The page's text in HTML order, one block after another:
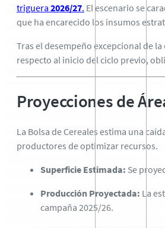
triguera 2026/27. El escenario se
que ha encarecido los insumos
Tras el desempeño excepcional de
respecto al inicio del ciclo previo,
Proyecciones de
La Bolsa de Cereales estima una
productores de optimizar recursos.
Superficie Estimada: Se
Producción Proyectada: La
campaña 2025/26.